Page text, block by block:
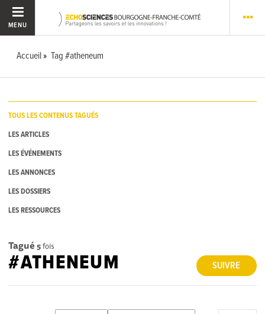
MENU
Accueil Tag #atheneum
TOUS LES CONTENUS TAGUÉS
LES ARTICLES
LES ÉVÉNEMENTS
LES ANNONCES
LES DOSSIERS
LES RESSOURCES
Tagué 5fois
SUIVRE
#ATHENEUM